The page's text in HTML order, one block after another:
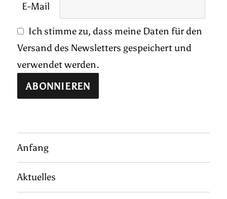
E-Mail
Ich stimme zu, dass meine Daten für den
Versand des Newsletters gespeichert und
verwendet werden.
Anfang
Aktuelles